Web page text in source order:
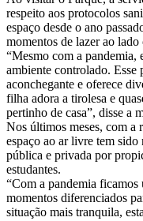
respeito aos protocolos
espaço desde o ano
momentos de lazer ao
“Mesmo com a pandemia,
ambiente controlado. Esse
aconchegante e oferece
filha adora a tirolesa e
pertinho de casa”, disse a
Nos últimos meses, com a
espaço ao ar livre tem
pública e privada por
estudantes.
“Com a pandemia
momentos diferenciados
situação mais tranquila,